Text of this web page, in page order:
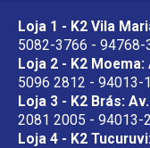
Loja 1 - K2 Vila
5082-3766 - 94768-
Loja 2 - K2
5096 2812 - 94013-
Loja 3 - K2 Brás:
2081 2005 - 94013-
Loja 4 - K2